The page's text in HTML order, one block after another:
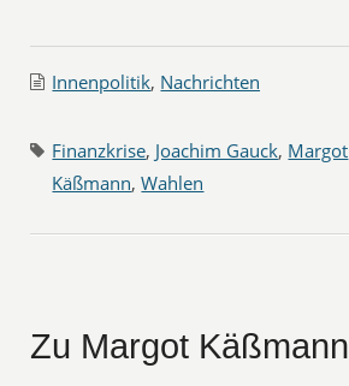
Innenpolitik, Nachrichten
Finanzkrise, Joachim Gauck, Margot
Käßmann,Wahlen
Zu Margot Käßmann